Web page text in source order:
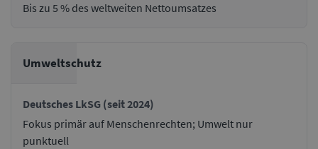
Bis zu 5 % des weltweiten Nettoumsatzes
Umweltschutz
Fokus primär auf Menschenrechten; Umwelt nur
punktuell